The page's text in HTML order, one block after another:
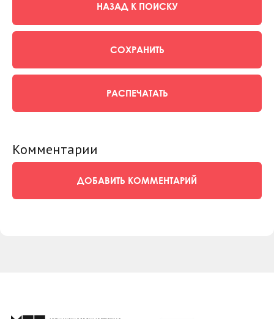
НАЗАД К ПОИСКУ
СОХРАНИТЬ
РАСПЕЧАТАТЬ
Комментарии
ДОБАВИТЬ КОММЕНТАРИЙ